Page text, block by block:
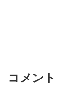
コメント